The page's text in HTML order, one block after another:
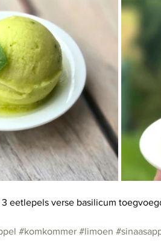
eetlepels verse basilicum
#komkommer #limoen